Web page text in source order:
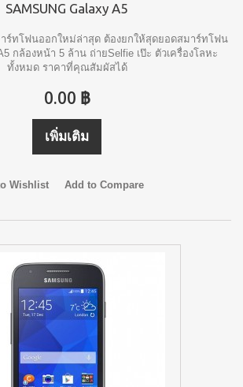
SAMSUNG Galaxy A5
ร์ทโฟนออกใหม่ล่าสุด ต้องยกให้สุดยอดสมาร์ทโฟน
กล้องหน้า 5 ล้าน ถ่ายSelfie เป๊ะ ตัวเครื่องโลหะ
ทั้งหมด ราคาที่คุณสัมผัสได้
0.00 ฿
เพิ่มเติม
Wishlist Add to Compare